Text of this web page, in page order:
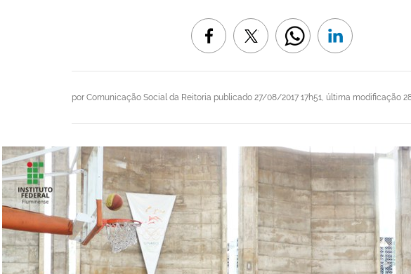
por Comunicação Social da Reitoria publicado27/08/2017 17h51, última modificação